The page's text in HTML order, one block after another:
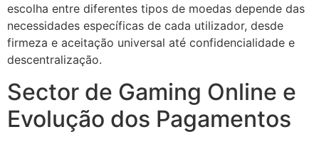
escolha entre diferentes tipos de moedas depende das
necessidades específicas de cada utilizador, desde
firmeza e aceitação universal até confidencialidade e
descentralização.
Sector de Gaming Online e
Evolução dos Pagamentos